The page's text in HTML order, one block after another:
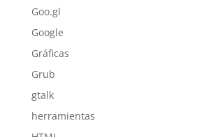
Goo.gl
Google
Gráficas
Grub
gtalk
herramientas